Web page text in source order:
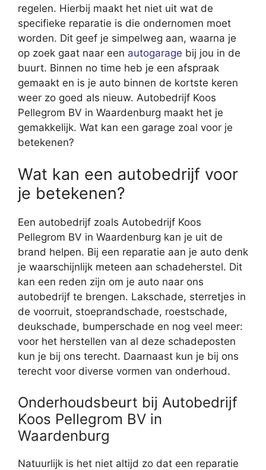
regelen. Hierbij maakt het niet uit wat de
specifieke reparatie is die ondernomen moet
worden. Dit geef je simpelweg aan, waarna je
op zoek gaat naar een autogarage bij jou in de
buurt. Binnen no time heb je een afspraak
gemaakt en is je auto binnen de kortste keren
weer zo goed als nieuw. Autobedrijf Koos
Pellegrom BV in Waardenburg maakt het je
gemakkelijk. Wat kan een garage zoal voor je
betekenen?
Wat kan een autobedrijf voor
je betekenen?
Een autobedrijf zoals Autobedrijf Koos
Pellegrom BV in Waardenburg kan je uit de
brand helpen. Bij een reparatie aan je auto denk
je waarschijnlijk meteen aan schadeherstel. Dit
kan een reden zijn om je auto naar ons
autobedrijf te brengen. Lakschade, sterretjes in
de voorruit, stoeprandschade, roestschade,
deukschade, bumperschade en nog veel meer:
voor het herstellen van al deze schadeposten
kun je bij ons terecht. Daarnaast kun je bij ons
terecht voor diverse vormen van onderhoud.
Onderhoudsbeurt bij Autobedrijf
Koos Pellegrom BV in
Waardenburg
Natuurlijk is het niet altijd zo dat een reparatie